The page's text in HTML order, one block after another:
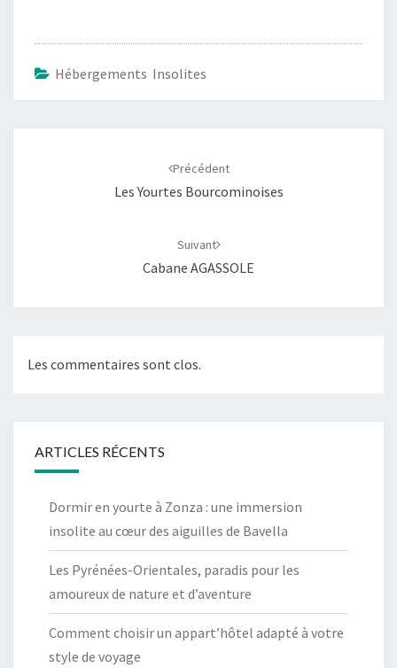
Hébergements Insolites
Précédent
Les Yourtes Bourcominoises
Suivant
Cabane AGASSOLE
Les commentaires sont clos.
ARTICLES RÉCENTS
Dormir en yourte à Zonza : une immersion
insolite au cœur des aiguilles de Bavella
Les Pyrénées-Orientales, paradis pour les
amoureux de nature et d’aventure
Comment choisir un appart’hôtel adapté à votre
style de voyage